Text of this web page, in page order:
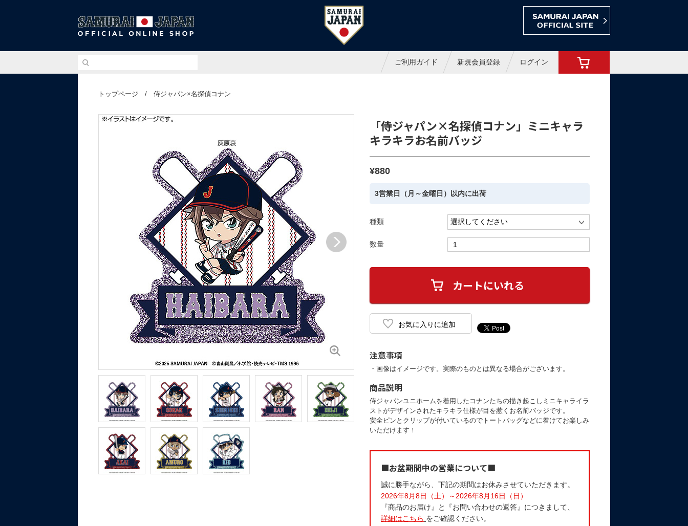
侍ジャパンオフィシャルオンラインショップ
ご利用ガイド 新規会員登録 ログイン
トップページ / 侍ジャパン×名探偵コナン
「侍ジャパン×名探偵コナン」ミニキャラ
キラキラお名前バッジ
¥880
3営業日（月～金曜日）以内に出荷
種類
数量
注意事項
・画像はイメージです。実際のものとは異なる場合がございます。
商品説明
侍ジャパンユニホームを着用したコナンたちの描き起こしミニキャライラ
ストがデザインされたキラキラ仕様が目を惹くお名前バッジです。
安全ピンとクリップが付いているのでトートバッグなどに着けてお楽しみ
いただけます！
■お盆期間中の営業について■
誠に勝手ながら、下記の期間はお休みさせていただきます。
2026年8月8日（土）～2026年8月16日（日）
『商品のお届け』と『お問い合わせの返答』につきまして、
詳細はこちら をご確認ください。